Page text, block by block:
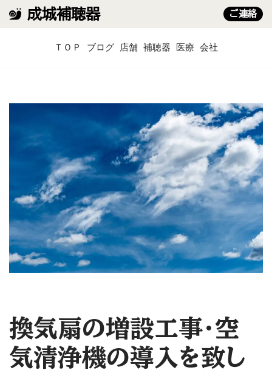
へ
成城補聴器 ご連絡
ＴＯＰ ブログ 店舗 補聴器 医療 会社
換気扇の増設工事・空
気清浄機の導入を致し